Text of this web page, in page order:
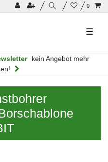
0
☰
kein Angebot mehr